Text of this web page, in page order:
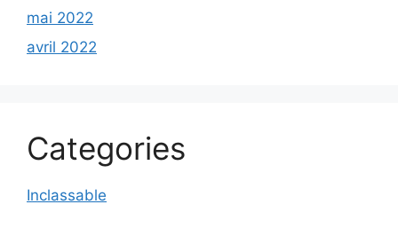
mai 2022
avril 2022
Categories
Inclassable